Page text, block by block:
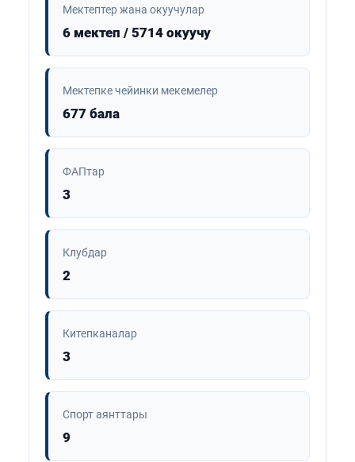
Мектептер жана окуучулар
6 мектеп / 5714 окуучу
Мектепке чейинки мекемелер
677 бала
ФАПтар
3
Клубдар
2
Китепканалар
3
Спорт аянттары
9